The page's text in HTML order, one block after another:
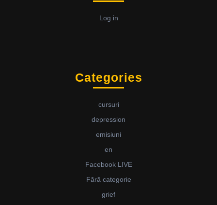
Log in
Categories
cursuri
depression
emisiuni
en
Facebook LIVE
Fără categorie
grief